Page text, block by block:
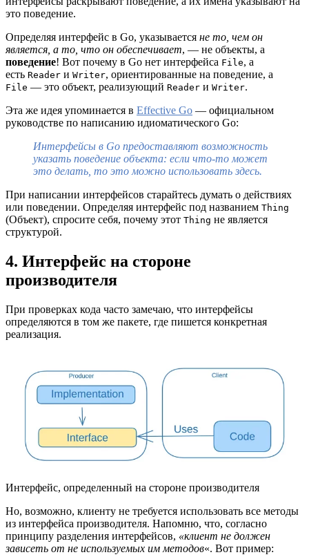
это поведение.
Определяя интерфейс в Go, указывается не то, чем он
является, а то, что он обеспечивает, — не объекты, а
поведение! Вот почему в Go нет интерфейса File, а
есть Reader и Writer, ориентированные на поведение, а
File — это объект, реализующий Reader и Writer.
Эта же идея упоминается в Effective Go — официальном
руководстве по написанию идиоматического Go:
Интерфейсы в Go предоставляют возможность
указать поведение объекта: если что-то может
это делать, то это можно использовать здесь.
При написании интерфейсов старайтесь думать о действиях
или поведении. Определяя интерфейс под названием Thing
(Объект), спросите себя, почему этот Thing не является
структурой.
4. Интерфейс на стороне
производителя
При проверках кода часто замечаю, что интерфейсы
определяются в том же пакете, где пишется конкретная
реализация.
Интерфейс, определенный на стороне производителя
Но, возможно, клиенту не требуется использовать все методы
из интерфейса производителя. Напомню, что, согласно
принципу разделения интерфейсов, «клиент не должен
зависеть от не используемых им методов«. Вот пример: